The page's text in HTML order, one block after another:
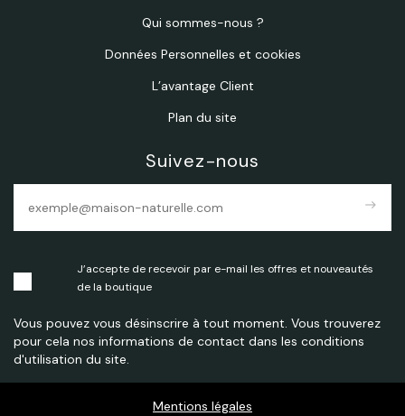
Qui sommes-nous ?
Données Personnelles et cookies
L’avantage Client
Plan du site
Suivez-nous
east
J’accepte de recevoir par e-mail les offres et nouveautés
de la boutique
Vous pouvez vous désinscrire à tout moment. Vous trouverez
pour cela nos informations de contact dans les conditions
d'utilisation du site.
Mentions légales